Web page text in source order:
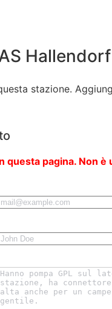
Hallendorf
stazione.
questa pagina. Non